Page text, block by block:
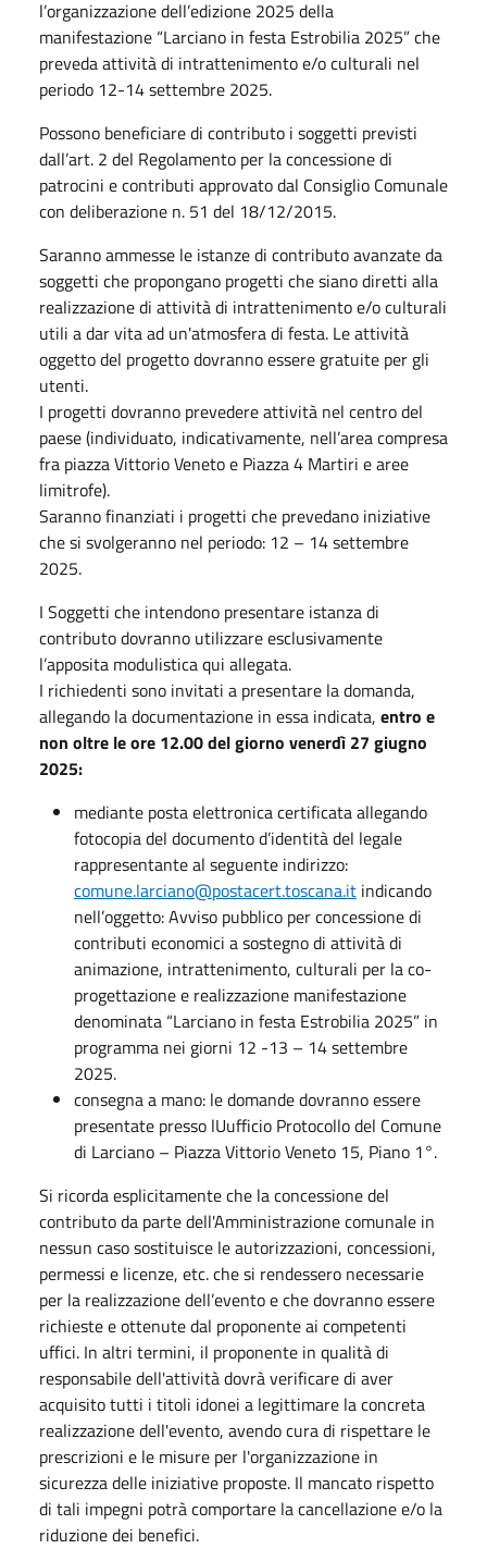
l’organizzazione dell’edizione 2025 della
manifestazione “Larciano in festa Estrobilia 2025” che
preveda attività di intrattenimento e/o culturali nel
periodo 12-14 settembre 2025.
Possono beneficiare di contributo i soggetti previsti
dall’art. 2 del Regolamento per la concessione di
patrocini e contributi approvato dal Consiglio Comunale
con deliberazione n. 51 del 18/12/2015.
Saranno ammesse le istanze di contributo avanzate da
soggetti che propongano progetti che siano diretti alla
realizzazione di attività di intrattenimento e/o culturali
utili a dar vita ad un'atmosfera di festa. Le attività
oggetto del progetto dovranno essere gratuite per gli
utenti.
I progetti dovranno prevedere attività nel centro del
paese (individuato, indicativamente, nell’area compresa
fra piazza Vittorio Veneto e Piazza 4 Martiri e aree
limitrofe).
Saranno finanziati i progetti che prevedano iniziative
che si svolgeranno nel periodo: 12 – 14 settembre
2025.
I Soggetti che intendono presentare istanza di
contributo dovranno utilizzare esclusivamente
l’apposita modulistica qui allegata.
I richiedenti sono invitati a presentare la domanda,
allegando la documentazione in essa indicata, entro e
non oltre le ore 12.00 del giorno venerdì 27 giugno
2025:
mediante posta elettronica certificata allegando
fotocopia del documento d’identità del legale
rappresentante al seguente indirizzo:
comune.larciano@postacert.toscana.it indicando
nell’oggetto: Avviso pubblico per concessione di
contributi economici a sostegno di attività di
animazione, intrattenimento, culturali per la co-
progettazione e realizzazione manifestazione
denominata “Larciano in festa Estrobilia 2025” in
programma nei giorni 12 -13 – 14 settembre
2025.
consegna a mano: le domande dovranno essere
presentate presso lUufficio Protocollo del Comune
di Larciano – Piazza Vittorio Veneto 15, Piano 1°.
Si ricorda esplicitamente che la concessione del
contributo da parte dell'Amministrazione comunale in
nessun caso sostituisce le autorizzazioni, concessioni,
permessi e licenze, etc. che si rendessero necessarie
per la realizzazione dell’evento e che dovranno essere
richieste e ottenute dal proponente ai competenti
uffici. In altri termini, il proponente in qualità di
responsabile dell'attività dovrà verificare di aver
acquisito tutti i titoli idonei a legittimare la concreta
realizzazione dell'evento, avendo cura di rispettare le
prescrizioni e le misure per l'organizzazione in
sicurezza delle iniziative proposte. Il mancato rispetto
di tali impegni potrà comportare la cancellazione e/o la
riduzione dei benefici.